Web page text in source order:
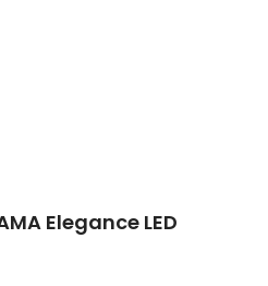
Elegance LED